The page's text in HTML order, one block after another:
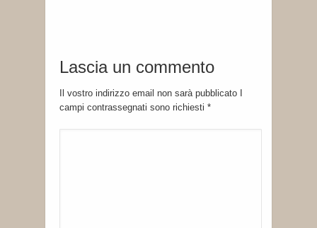
Lascia un commento
Il vostro indirizzo email non sarà pubblicato I
campi contrassegnati sono richiesti *